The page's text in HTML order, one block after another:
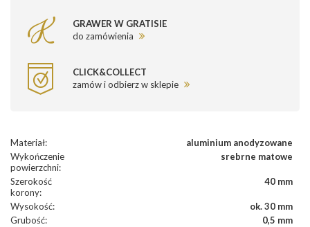
GRAWER W GRATISIE
do zamówienia
CLICK&COLLECT
zamów i odbierz w sklepie
Materiał:
aluminium anodyzowane
Wykończenie
powierzchni:
srebrne matowe
Szerokość
korony:
40 mm
Wysokość:
ok. 30 mm
Grubość:
0,5 mm